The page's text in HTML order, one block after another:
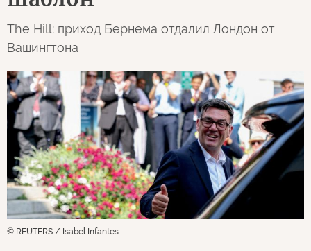
The Hill: приход Бернема отдалил Лондон от
Вашингтона
© REUTERS / Isabel Infantes